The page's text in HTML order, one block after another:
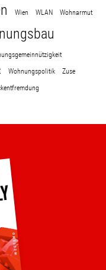
Wien WLAN Wohnarmut
Wohnungspolitik Zuse